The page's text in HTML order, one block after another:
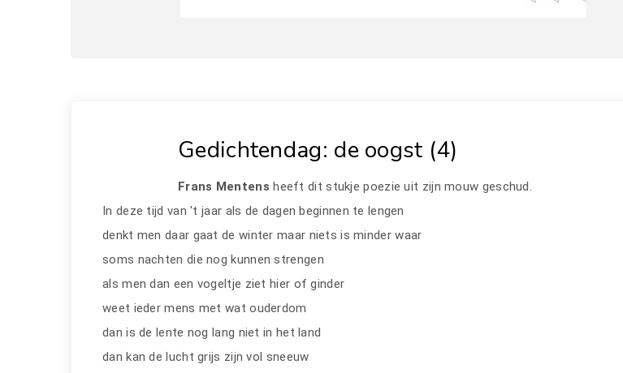
Gedichtendag: de oogst (4)
Frans Mentensheeft dit stukje poezie uit zijn mouw geschud.
In deze tijd van 't jaar als de dagen beginnen te lengen
denkt men daar gaat de winter maar niets is minder waar
soms nachten die nog kunnen strengen
als men dan een vogeltje ziet hier of ginder
weet ieder mens met wat ouderdom
dan is de lente nog lang niet in het land
dan kan de lucht grijs zijn vol sneeuw